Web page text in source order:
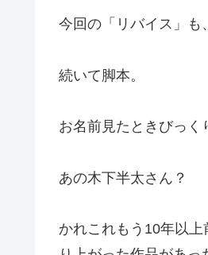
今回の「リバイス」も
続いて脚本。
お名前見たときびっく
あの木下半太さん？
かれこれもう10年以